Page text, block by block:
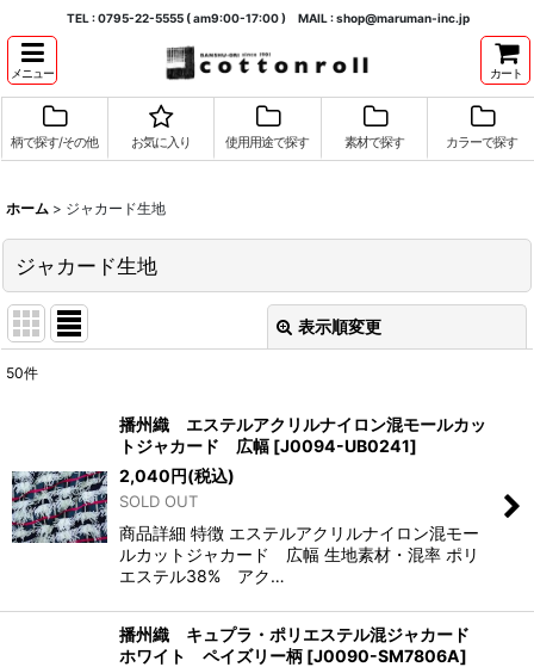
TEL : 0795-22-5555 ( am9:00-17:00 ) MAIL : shop@maruman-inc.jp
メニュー カート
柄で探す/その他 お気に入り 使用用途で探す 素材で探す カラーで探す
ホーム > ジャカード生地
ジャカード生地
表示順変更
絞り込む
50件
播州織 エステルアクリルナイロン混モールカッ
トジャカード 広幅 [J0094-UB0241]
2,040円(税込)
SOLD OUT
商品詳細 特徴 エステルアクリルナイロン混モー
ルカットジャカード 広幅 生地素材・混率 ポリ
エステル38% アク…
播州織 キュプラ・ポリエステル混ジャカード
ホワイト ペイズリー柄 [J0090-SM7806A]